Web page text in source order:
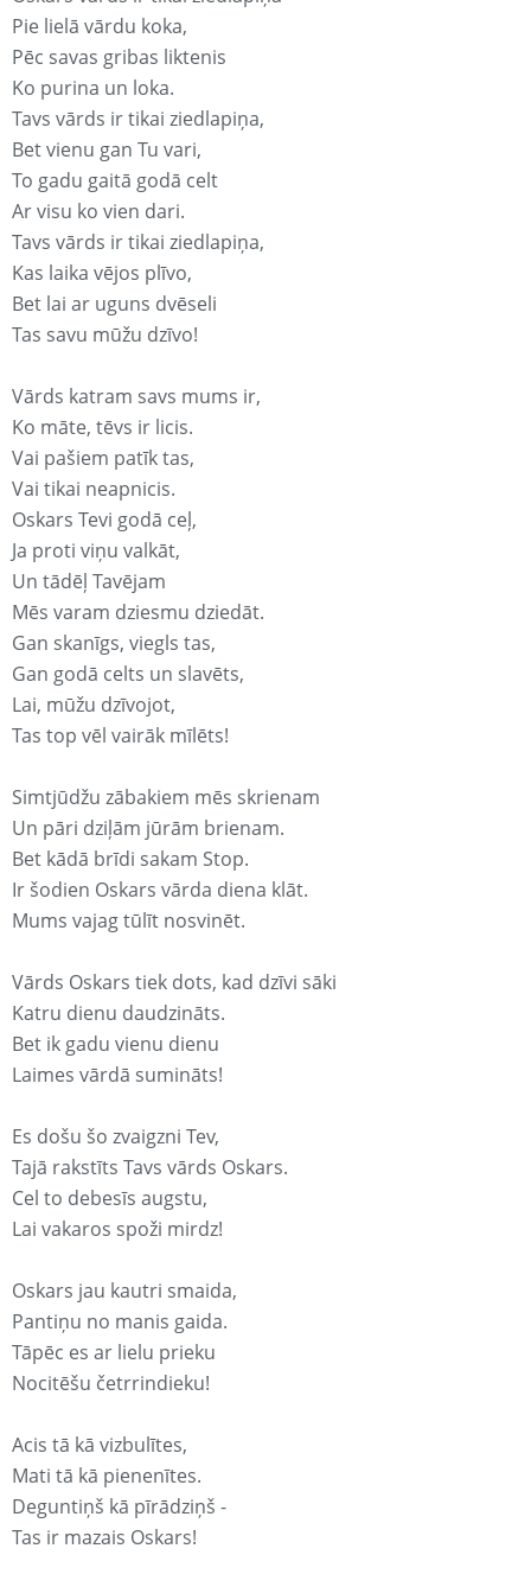
Pie lielā vārdu koka,
Pēc savas gribas liktenis
Ko purina un loka.
Tavs vārds ir tikai ziedlapiņa,
Bet vienu gan Tu vari,
To gadu gaitā godā celt
Ar visu ko vien dari.
Tavs vārds ir tikai ziedlapiņa,
Kas laika vējos plīvo,
Bet lai ar uguns dvēseli
Tas savu mūžu dzīvo!
Vārds katram savs mums ir,
Ko māte, tēvs ir licis.
Vai pašiem patīk tas,
Vai tikai neapnicis.
Oskars Tevi godā ceļ,
Ja proti viņu valkāt,
Un tādēļ Tavējam
Mēs varam dziesmu dziedāt.
Gan skanīgs, viegls tas,
Gan godā celts un slavēts,
Lai, mūžu dzīvojot,
Tas top vēl vairāk mīlēts!
Simtjūdžu zābakiem mēs skrienam
Un pāri dziļām jūrām brienam.
Bet kādā brīdi sakam Stop.
Ir šodien Oskars vārda diena klāt.
Mums vajag tūlīt nosvinēt.
Vārds Oskars tiek dots, kad dzīvi sāki
Katru dienu daudzināts.
Bet ik gadu vienu dienu
Laimes vārdā sumināts!
Es došu šo zvaigzni Tev,
Tajā rakstīts Tavs vārds Oskars.
Cel to debesīs augstu,
Lai vakaros spoži mirdz!
Oskars jau kautri smaida,
Pantiņu no manis gaida.
Tāpēc es ar lielu prieku
Nocitēšu četrrindieku!
Acis tā kā vizbulītes,
Mati tā kā pienenītes.
Deguntiņš kā pīrādziņš -
Tas ir mazais Oskars!